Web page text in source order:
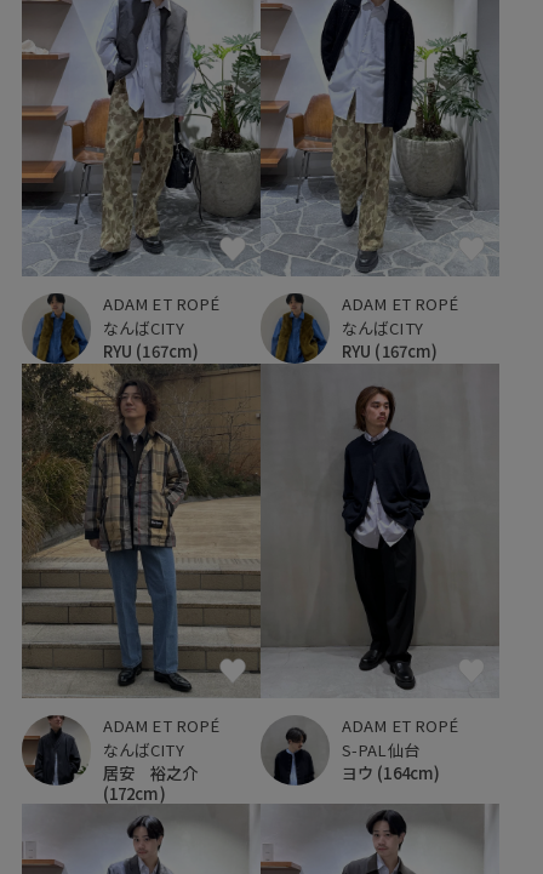
ADAM ET ROPÉ
なんばCITY
RYU (167cm)
ADAM ET ROPÉ
なんばCITY
RYU (167cm)
ADAM ET ROPÉ
なんばCITY
居安 裕之介
(172cm)
ADAM ET ROPÉ
S-PAL仙台
ヨウ (164cm)